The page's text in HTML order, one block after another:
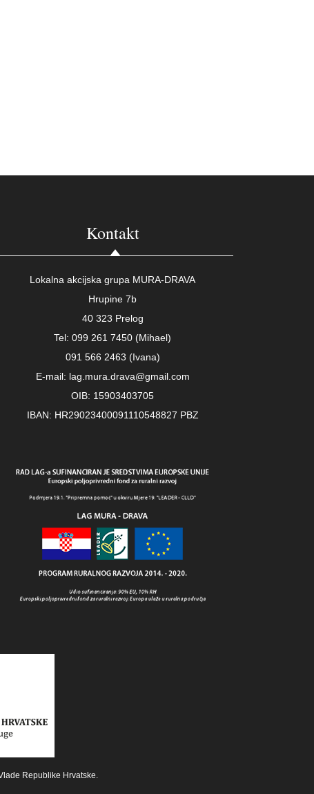
Kontakt
Lokalna akcijska grupa MURA-DRAVA
Hrupine 7b
40 323 Prelog
Tel: 099 261 7450 (Mihael)
091 566 2463 (Ivana)
E-mail: lag.mura.drava@gmail.com
OIB: 15903403705
IBAN: HR29023400091110548827 PBZ
Republike Hrvatske.